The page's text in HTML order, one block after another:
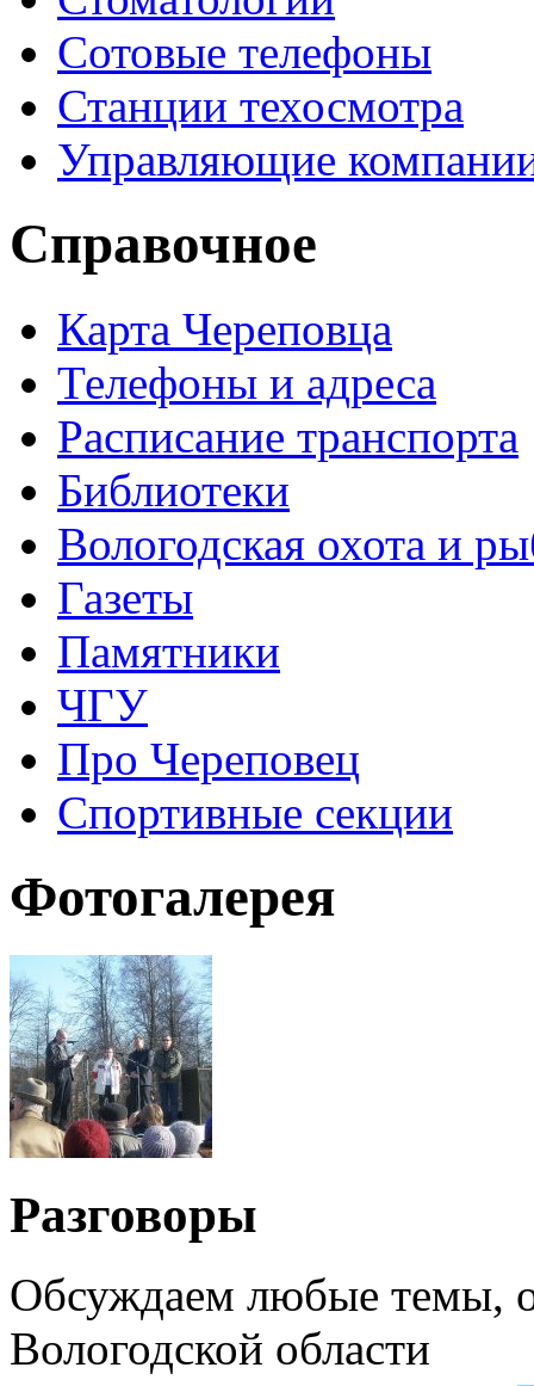
Сотовые телефоны
Станции техосмотра
Управляющие
Справочное
Карта Череповца
Телефоны и адреса
Расписание транспорта
Библиотеки
Вологодская охота и
Газеты
Памятники
ЧГУ
Про Череповец
Спортивные секции
Фотогалерея
Разговоры
Обсуждаем любые темы,
Вологодской области